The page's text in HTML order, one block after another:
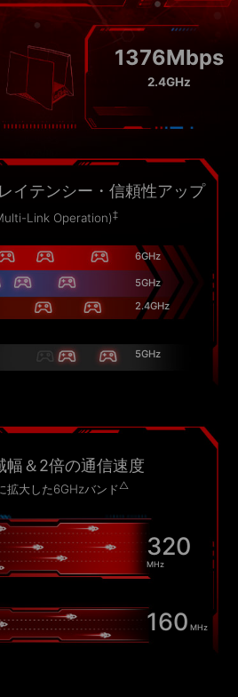
1376Mbps
2.4GHz
イテンシー・信頼性アップ
Link Operation)‡
6GHz
5GHz
2.4GHz
5GHz
幅＆2倍の通信速度
拡大した6GHzバンド△
320
MHz
160 MHz